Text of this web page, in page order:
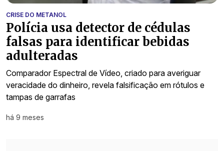
CRISE DO METANOL
Polícia usa detector de cédulas
falsas para identificar bebidas
adulteradas
Comparador Espectral de Vídeo, criado para averiguar
veracidade do dinheiro, revela falsificação em rótulos e
tampas de garrafas
há 9 meses